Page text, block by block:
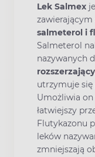
Lek Salmex
zawierającym
salmeterol i
Salmeterol
nazywanych
utrzymuje się
Umożliwia
łatwiejszy
Flutykazonu
leków
zmniejszają